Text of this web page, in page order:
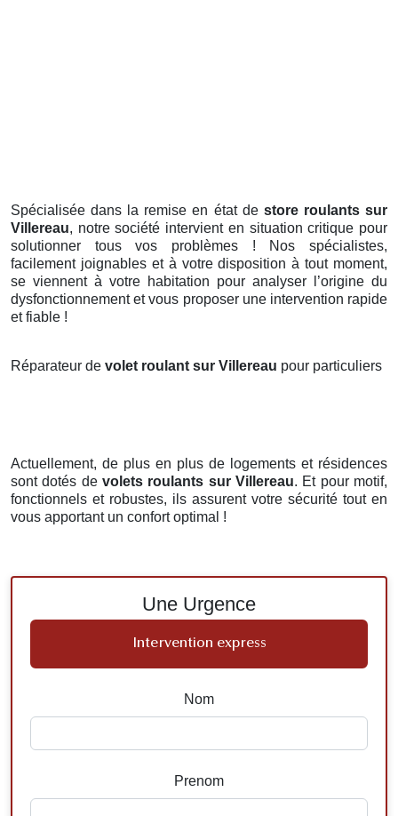
Spécialisée dans la remise en état de store roulants sur
Villereau, notre société intervient en situation critique pour
solutionner tous vos problèmes ! Nos spécialistes,
facilement joignables et à votre disposition à tout moment,
se viennent à votre habitation pour analyser l’origine du
dysfonctionnement et vous proposer une intervention rapide
et fiable !
Réparateur de volet roulant sur Villereau pour particuliers
Actuellement, de plus en plus de logements et résidences
sont dotés de volets roulants sur Villereau. Et pour motif,
fonctionnels et robustes, ils assurent votre sécurité tout en
vous apportant un confort optimal !
Une Urgence
Intervention express
Nom
Prenom